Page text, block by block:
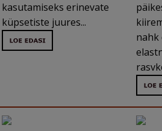
kasutamiseks erinevate
küpsetiste juures...
nahk